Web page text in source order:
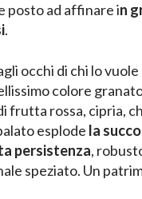
posto ad affinare in
.
occhi di chi lo
colore
frutta rossa, cipria,
esplode la
persistenza,
speziato. Un